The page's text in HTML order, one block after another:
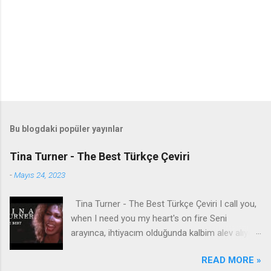
Bu blogdaki popüler yayınlar
Tina Turner - The Best Türkçe Çeviri
-Mayıs 24, 2023
Tina Turner - The Best Türkçe Çeviri I call you,
when I need you my heart's on fire Seni
arayınca, ihtiyacım olduğunda kalbim alev alıyor
Bana geliyorsun, bana geliyorsun, vahşi vahşi
READ MORE »